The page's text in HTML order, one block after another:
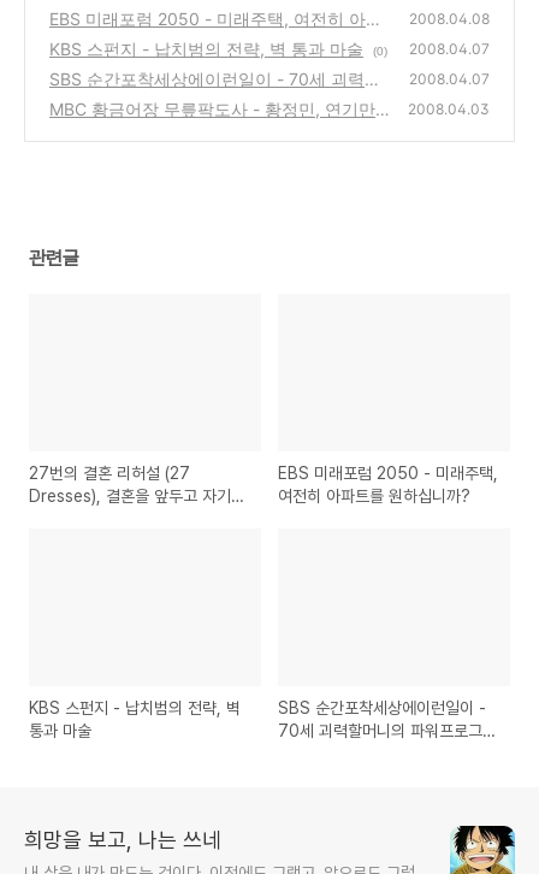
두고 자기 자신을 찾아가는 한 여성을 그린 영
화
(0)
EBS 미래포럼 2050 - 미래주택, 여전히 아파
트를 원하십니까?
(0)
2008.04.08
KBS 스펀지 - 납치범의 전략, 벽 통과 마술 (0) 2008.04.07
SBS 순간포착세상에이런일이 - 70세 괴력할
머니의 파워프로그램, 점례 고모
(0)
2008.04.07
MBC 황금어장 무릎팍도사 - 황정민, 연기만을
2008.04.03
관련글
27번의 결혼 리허설 (27
Dresses), 결혼을 앞두고 자기
EBS 미래포럼 2050 - 미래주택,
여전히 아파트를 원하십니까?
KBS 스펀지 - 납치범의 전략, 벽
통과 마술
SBS 순간포착세상에이런일이 -
70세 괴력할머니의 파워프로그
희망을 보고, 나는 쓰네